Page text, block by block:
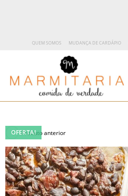
QUEM SOMOS MUDANÇA DE CARDÁPIO
OFERTA!
Produto anterior